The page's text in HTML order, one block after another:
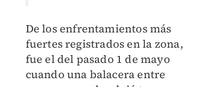
De los enfrentamientos más
fuertes registrados en la zona,
fue el del pasado 1 de mayo
cuando una balacera entre